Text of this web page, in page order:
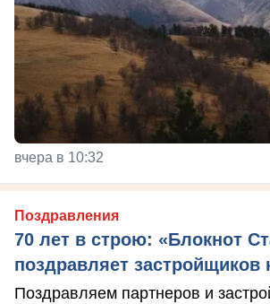
вчера в 10:32
Поздравления
70 лет в строю: «Блокнот
поздравляет застройщиков
Поздравляем партнеров и